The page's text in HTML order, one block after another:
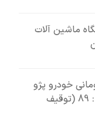
23 دستگاه ماشین آلات
170/000/000 تومانی خودرو پژو
206 رنگ : سفید مدل : 89 (توقیف